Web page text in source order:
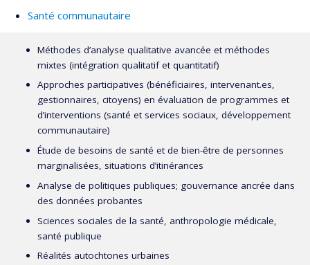
Santé communautaire
Méthodes d’analyse qualitative avancée et méthodes
mixtes (intégration qualitatif et quantitatif)
Approches participatives (bénéficiaires, intervenant.es,
gestionnaires, citoyens) en évaluation de programmes et
d’interventions (santé et services sociaux, développement
communautaire)
Étude de besoins de santé et de bien-être de personnes
marginalisées, situations d’itinérances
Analyse de politiques publiques; gouvernance ancrée dans
des données probantes
Sciences sociales de la santé, anthropologie médicale,
santé publique
Réalités autochtones urbaines